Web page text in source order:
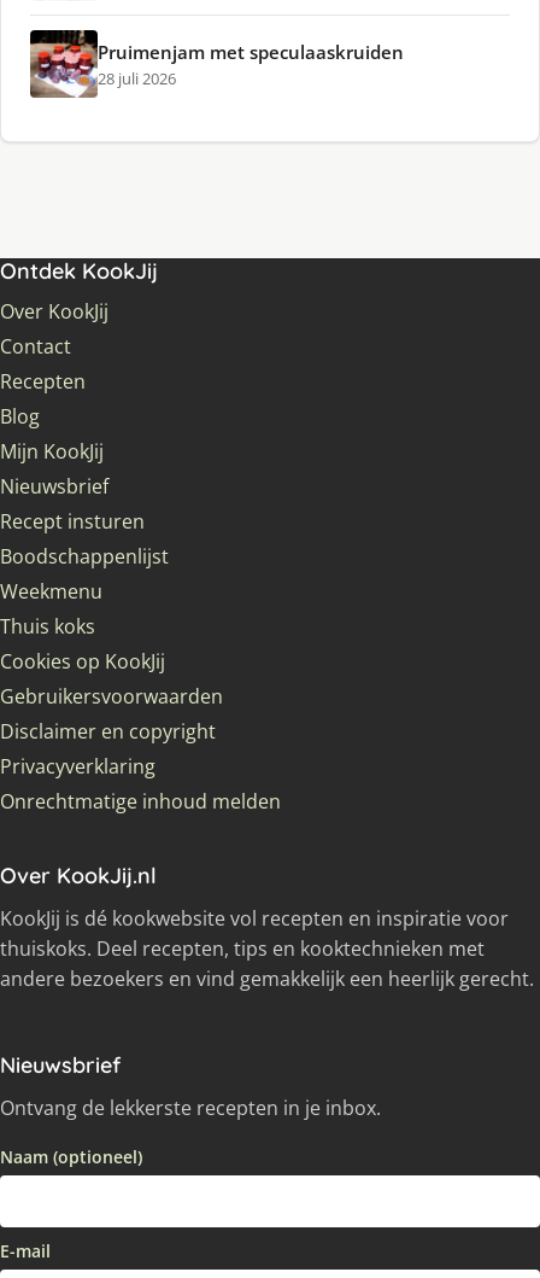
Pruimenjam met speculaaskruiden
28 juli 2026
Ontdek KookJij
Over KookJij
Contact
Recepten
Blog
Mijn KookJij
Nieuwsbrief
Recept insturen
Boodschappenlijst
Weekmenu
Thuis koks
Cookies op KookJij
Gebruikersvoorwaarden
Disclaimer en copyright
Privacyverklaring
Onrechtmatige inhoud melden
Over KookJij.nl
KookJij is dé kookwebsite vol recepten en inspiratie voor
thuiskoks. Deel recepten, tips en kooktechnieken met
andere bezoekers en vind gemakkelijk een heerlijk gerecht.
Nieuwsbrief
Ontvang de lekkerste recepten in je inbox.
Naam (optioneel)
E-mail